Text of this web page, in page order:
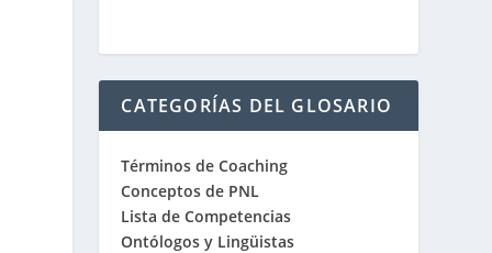
CATEGORÍAS DEL GLOSARIO
Términos de Coaching
Conceptos de PNL
Lista de Competencias
Ontólogos y Lingüistas